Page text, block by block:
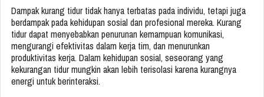
Dampak kurang tidur tidak hanya terbatas pada individu, tetapi juga
berdampak pada kehidupan sosial dan profesional mereka. Kurang
tidur dapat menyebabkan penurunan kemampuan komunikasi,
mengurangi efektivitas dalam kerja tim, dan menurunkan
produktivitas kerja. Dalam kehidupan sosial, seseorang yang
kekurangan tidur mungkin akan lebih terisolasi karena kurangnya
energi untuk berinteraksi.